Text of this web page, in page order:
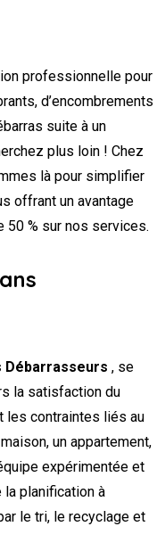
professionnelle pour
d’encombrements
suite à un
plus loin ! Chez
là pour simplifier
offrant un avantage
50 % sur nos services.
Débarrasseurs , se
la satisfaction du
les contraintes liés au
un appartement,
expérimentée et
la planification à
le tri, le recyclage et